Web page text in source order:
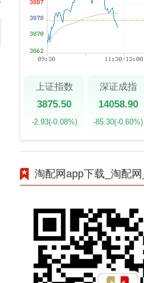
上证指数
3875.50
-2.93(-0.08%)
深证成指
14058.90
-85.30(-0.60%)
淘配网app下载_淘配